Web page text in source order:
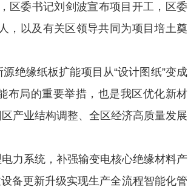
区委书记刘剑波宣布项目开工，区委
，以及有关区领导共同为项目培土奠
绝缘纸板扩能项目从“设计图纸”变成
布局的重要举措，也是我区优化新材
产业结构调整、全区经济高质量发展
力系统，补强输变电核心绝缘材料产
备更新升级实现生产全流程智能化管